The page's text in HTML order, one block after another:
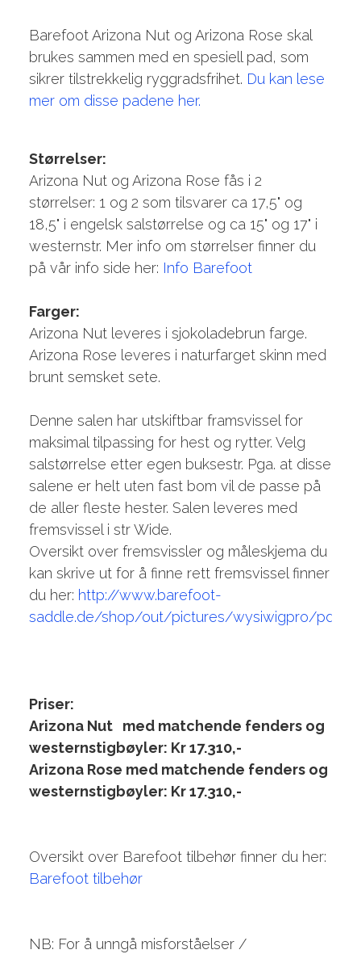
Barefoot Arizona Nut og Arizona Rose skal
brukes sammen med en spesiell pad, som
sikrer tilstrekkelig ryggradsfrihet. Du kan lese
mer om disse padene her.
Størrelser:
Arizona Nut og Arizona Rose fås i 2
størrelser: 1 og 2 som tilsvarer ca 17,5" og
18,5" i engelsk salstørrelse og ca 15" og 17" i
westernstr. Mer info om størrelser finner du
på vår info side her: Info Barefoot
Farger:
Arizona Nut leveres i sjokoladebrun farge.
Arizona Rose leveres i naturfarget skinn med
brunt semsket sete.
Denne salen har utskiftbar framsvissel for
maksimal tilpassing for hest og rytter. Velg
salstørrelse etter egen buksestr. Pga. at disse
salene er helt uten fast bom vil de passe på
de aller fleste hester. Salen leveres med
fremsvissel i str Wide.
Oversikt over fremsvissler og måleskjema du
kan skrive ut for å finne rett fremsvissel finner
du her: http://www.barefoot-
saddle.de/shop/out/pictures/wysiwigpro/pdf/
Priser:
Arizona Nut med matchende fenders og
westernstigbøyler: Kr 17.310,-
Arizona Rose med matchende fenders og
westernstigbøyler: Kr 17.310,-
Oversikt over Barefoot tilbehør finner du her:
Barefoot tilbehør
NB: For å unngå misforståelser /